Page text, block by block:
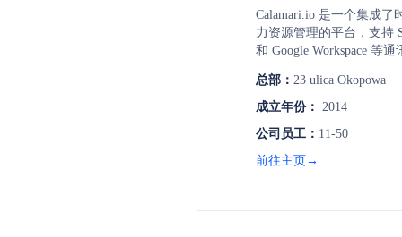
Calamari.io 是一个集成了
力资源管理的平台，支持
和 Google Workspace 等
政任务，提高工作效率，
式。
总部： 23 ulica Okopowa
成立年份： 2014
公司员工： 11-50
前往主页→